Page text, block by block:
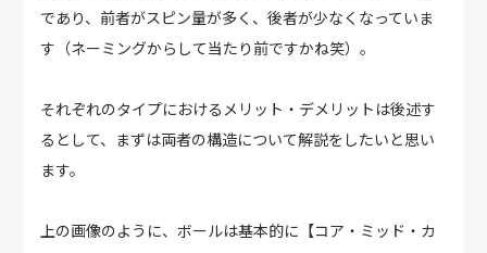
であり、前者がスピン量が多く、後者が少なくなっていま
す（ネーミングからして当たり前ですかね笑）。
それぞれのタイプにおけるメリット・デメリットは後述す
るとして、まずは両者の構造について解説をしたいと思い
ます。
上の画像のように、ボールは基本的に【コア・ミッド・カ